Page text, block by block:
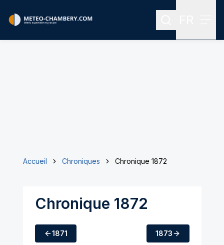
Rechercher
Accueil Chroniques Chronique 1872
Chronique 1872
1871 1873